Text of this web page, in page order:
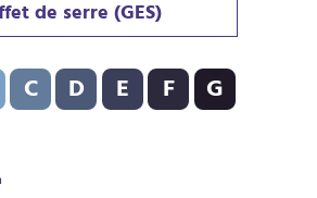
de serre (GES)
de gaz à effet de serre (GES) : A - 6
C D E F G